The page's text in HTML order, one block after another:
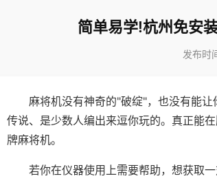
简单易学!杭州免安
发布时
麻将机没有神奇的"破绽"，也没有能
传说、是少数人编出来逗你玩的。真正能
牌麻将机。
若你在仪器使用上需要帮助，想获取